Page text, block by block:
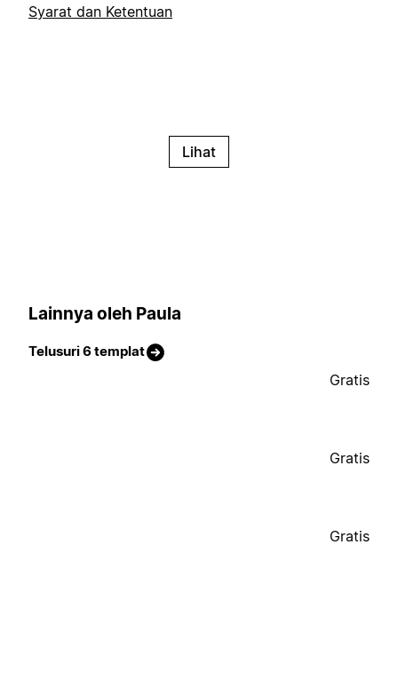
Syarat dan Ketentuan
Lihat
Lainnya oleh Paula
Telusuri 6 templat
Gratis
Gratis
Gratis